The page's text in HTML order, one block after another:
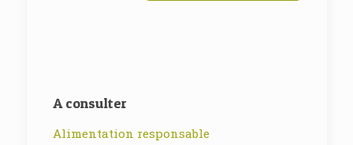
A consulter
Alimentation responsable